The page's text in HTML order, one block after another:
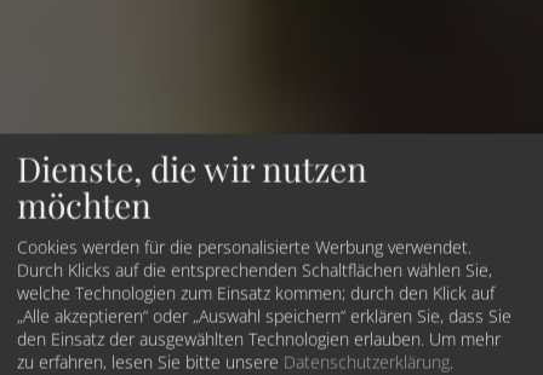
Dienste, die wir nutzen
möchten
Cookies werden für die personalisierte Werbung verwendet.
Durch Klicks auf die entsprechenden Schaltflächen wählen Sie,
welche Technologien zum Einsatz kommen; durch den Klick auf
„Alle akzeptieren“ oder „Auswahl speichern“ erklären Sie, dass Sie
den Einsatz der ausgewählten Technologien erlauben. Um mehr
zu erfahren, lesen Sie bitte unsere Datenschutzerklärung.